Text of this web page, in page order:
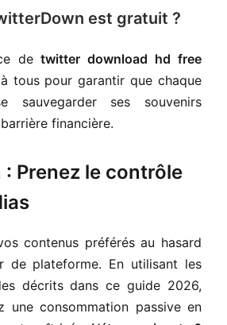
est gratuit ?
detwitter download hd free
tous pour garantir que chaque
sauvegarder ses souvenirs
financière.
Prenez le contrôle
contenus préférés au hasard
de plateforme. En utilisant les
décrits dans ce guide 2026,
une consommation passive en